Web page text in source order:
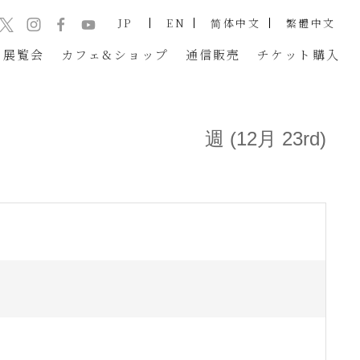
展覧会 カフェ&ショップ 通信販売 チケット 購入
JP EN 简体中文 繁體中文
週 (12月 23rd)